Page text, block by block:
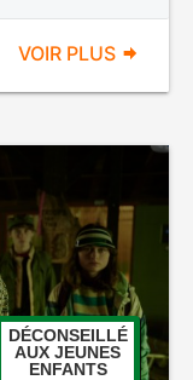
VOIR PLUS
DÉCONSEILLÉ
AUX JEUNES
ENFANTS